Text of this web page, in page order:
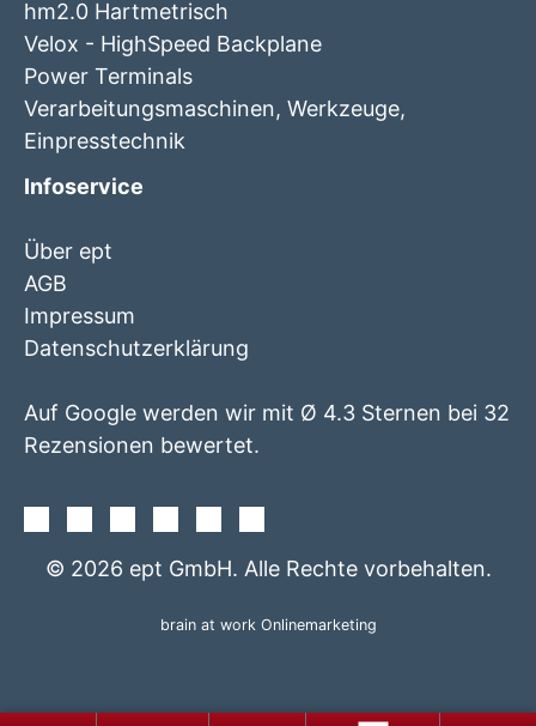
+49
hm2.0 Hartmetrisch
Velox - HighSpeed Backplane
Power Terminals
Verarbeitungsmaschinen, Werkzeuge,
Einpresstechnik
Infoservice
Über ept
AGB
Impressum
Datenschutzerklärung
Auf Google werden wir mit Ø 4.3 Sternen bei 32
Rezensionen bewertet.
© 2026 ept GmbH. Alle Rechte vorbehalten.
brain at work Onlinemarketing